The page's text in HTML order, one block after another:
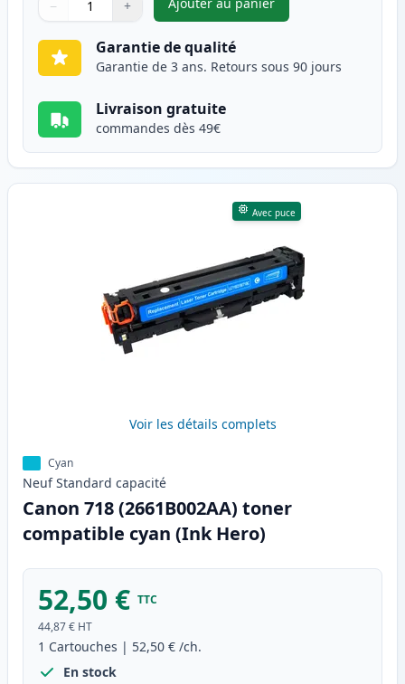
Quantité
Utilisez les boutons pour ajuster
− +
Quantité ,Canon 718 (2662B002AA)
Garantie de qualité
Garantie de 3 ans. Retours sous 90 jours
Livraison gratuite
commandes dès 49€
Avec puce
Voir les détails complets
Cyan
Neuf Standard capacité
Canon 718 (2661B002AA) toner
compatible cyan (Ink Hero)
52,50 € TTC
44,87 € HT
1 Cartouches | 52,50 € /ch.
En stock